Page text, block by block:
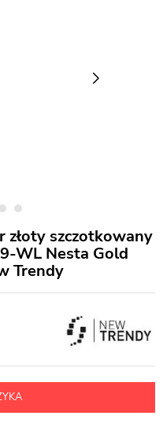
szczotkowany
WL Nesta Gold
Trendy